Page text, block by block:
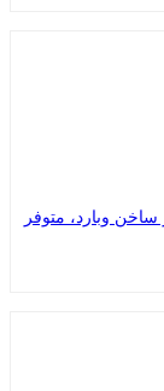
وبارد، متوفر